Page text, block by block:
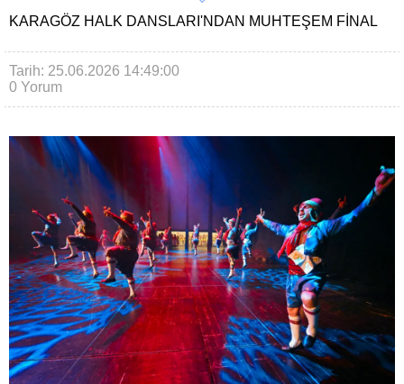
KARAGÖZ HALK DANSLARI'NDAN MUHTEŞEM FINAL
Tarih: 25.06.2026 14:49:00
0 Yorum